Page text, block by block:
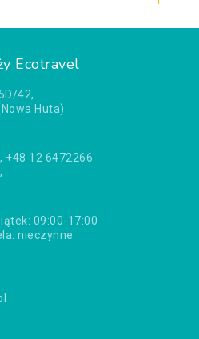
Ecotravel
42,
Huta)
+48 12 6472266
09:00-17:00
nieczynne